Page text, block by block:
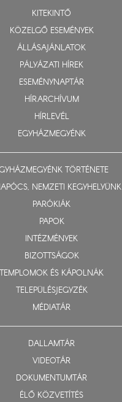
KITEKINTŐ
KÖZELGŐ ESEMÉNYEK
ÁLLÁSAJÁNLATOK
PÁLYÁZATI HÍREK
ESEMÉNYNAPTÁR
HÍRARCHÍVUM
HÍRLEVÉL
EGYHÁZMEGYÉNK
TÖRTÉNETE
NEMZETI KEGYHELYÜNK
PARÓKIÁK
PAPOK
INTÉZMÉNYEK
BIZOTTSÁGOK
TEMPLOMOK ÉS KÁPOLNÁK
TELEPÜLÉSJEGYZÉK
MÉDIATÁR
DALLAMTÁR
VIDEOTÁR
DOKUMENTUMTÁR
ÉLŐ KÖZVETÍTÉS